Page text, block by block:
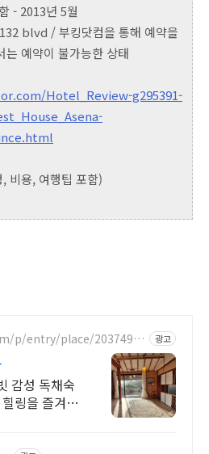
- 2013년 5월
blvd / 부킹닷컴을 통해 예약을
는 예약이 불가능한 상태
Hotel_Review-g295391-
비용, 여행팁 포함)
p/entry/place/20374985
광고
감성 독채숙
링을 즐겨보